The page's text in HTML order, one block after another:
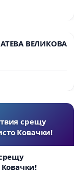
ВЕЛИКОВА
срещу
Ковачки!